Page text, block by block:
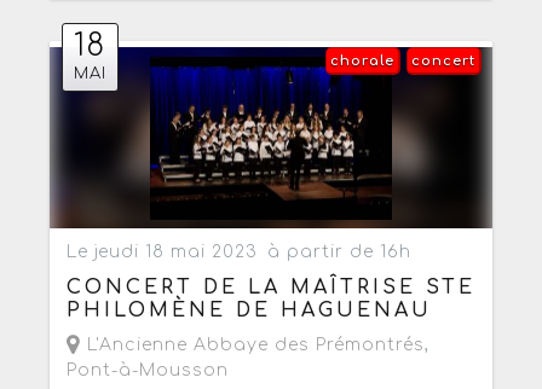
18
MAI
concert
chorale
Le jeudi 18 mai 2023 à partir de 16h
CONCERT DE LA MAÎTRISE STE
PHILOMÈNE DE HAGUENAU
L'Ancienne Abbaye des Prémontrés,
Pont-à-Mousson